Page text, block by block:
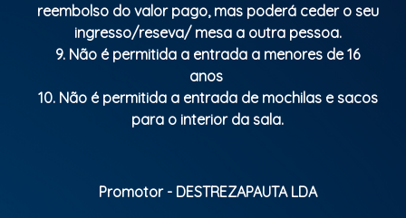
reembolso do valor pago, mas poderá ceder o seu
ingresso/reseva/ mesa a outra pessoa.
9. Não é permitida a entrada a menores de 16
anos
10. Não é permitida a entrada de mochilas e sacos
para o interior da sala.
Promotor - DESTREZAPAUTA LDA